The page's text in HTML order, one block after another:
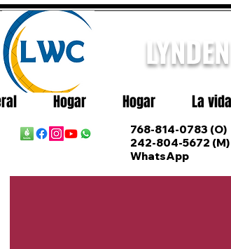
Hogar Hogar La
768-814-0783 (O)
242-804-5672 (M)
WhatsApp